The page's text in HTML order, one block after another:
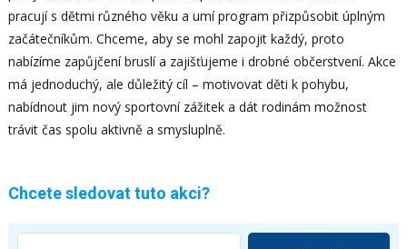
pracují s dětmi různého věku a umí program přizpůsobit úplným
začátečníkům. Chceme, aby se mohl zapojit každý, proto
nabízíme zapůjčení bruslí a zajišťujeme i drobné občerstvení. Akce
má jednoduchý, ale důležitý cíl – motivovat děti k pohybu,
nabídnout jim nový sportovní zážitek a dát rodinám možnost
trávit čas spolu aktivně a smysluplně.
Chcete sledovat tuto akci?